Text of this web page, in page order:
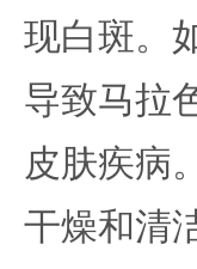
现白斑。
导致马拉
皮肤疾病
干燥和清